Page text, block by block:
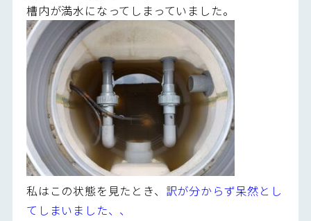
槽内が満水になってしまっていました。
私はこの状態を見たとき、 訳が分からず呆然とし
てしまいました、、